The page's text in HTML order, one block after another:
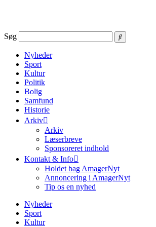
Søg
Nyheder
Sport
Kultur
Politik
Bolig
Samfund
Historie
Arkiv
Arkiv
Læserbreve
Sponsoreret indhold
Kontakt & Info
Holdet bag AmagerNyt
Annoncering i AmagerNyt
Tip os en nyhed
Nyheder
Sport
Kultur